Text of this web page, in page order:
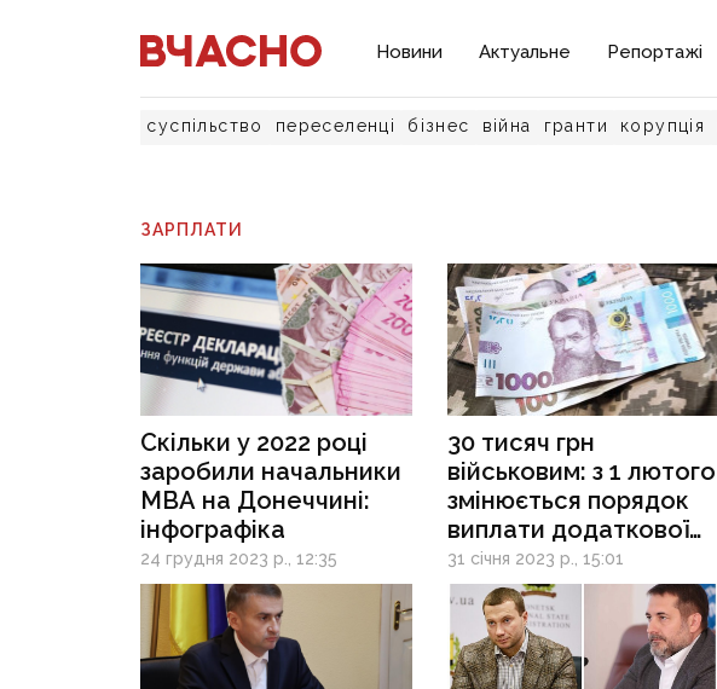
Новини Актуальне Репортажі
суспільство переселенці бізнес війна гранти корупція
ЗАРПЛАТИ
Скільки у 2022 році
заробили начальники
МВА на Донеччині:
інфографіка
24 грудня 2023 р., 12:35
30 тисяч грн
військовим: з 1 лютого
змінюється порядок
виплати додаткової
винагороди
31 січня 2023 р., 15:01